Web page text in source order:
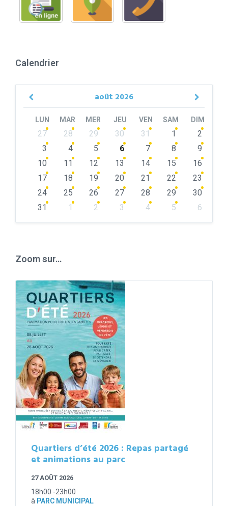
Calendrier
août 2026
Previous
LUN MAR MER JEU VEN SAM DIM
Skip
calendar
27 28 29 30 31 1
2
3
4 5 6 7 8
9
10
11 12 13 14 15
16
17
18 19 20 21 22
23
24
25 26 27 28 29
30
31
1 2 3 4 5
6
Zoom sur…
Quartiers d’été 2026 : Repas partagé
et animations au parc
27 AOÛT 2026
18h00 -23h00
à PARC MUNICIPAL